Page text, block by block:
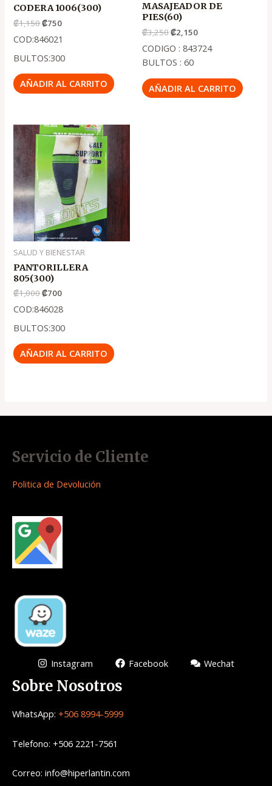
CODERA 1006(300)
₡1,150₡750
COD:846021
BULTOS:300
AÑADIR AL CARRITO
MASAJEADOR DE
PIES(60)
₡3,250₡2,150
CODIGO : 843724
BULTOS : 60
AÑADIR AL CARRITO
SALUD Y BIENESTAR
PANTORILLERA
805(300)
₡1,000
El
precio
original
era:
.
₡1,000
₡700
El
precio
actual
es:
₡700
COD:846028
BULTOS:300
AÑADIR AL CARRITO
Servicio de Cliente
Politica de Devolución
Instagram Facebook Wechat
Sobre Nosotros
WhatsApp: +506 8994-5999
Telefono: +506 2221-7561
Correo: info@hiperlantin.com